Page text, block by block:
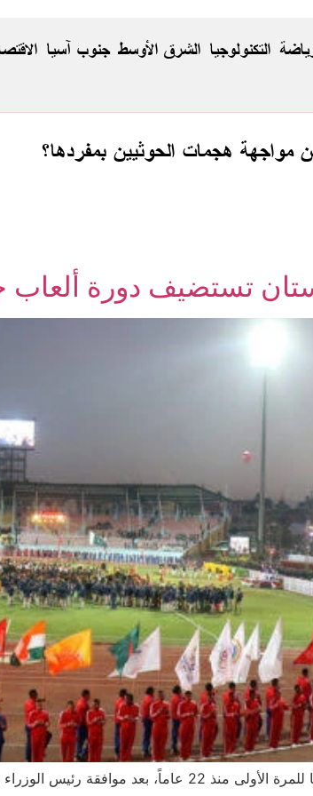
جنوب آسيا الشرق الأوسط التكنولوجيا
مواجهة هجمات الحوثيين بمفردها؟
تستضيف دورة ألعاب